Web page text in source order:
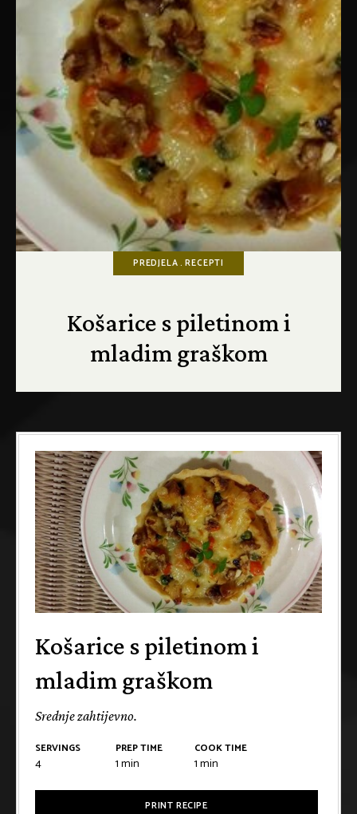
PREDJELA RECEPTI
Košarice s piletinom i
mladim graškom
Košarice s piletinom i
mladim graškom
Srednje zahtijevno.
SERVINGS
4
PREP TIME
1min
COOK TIME
1min
PRINT RECIPE